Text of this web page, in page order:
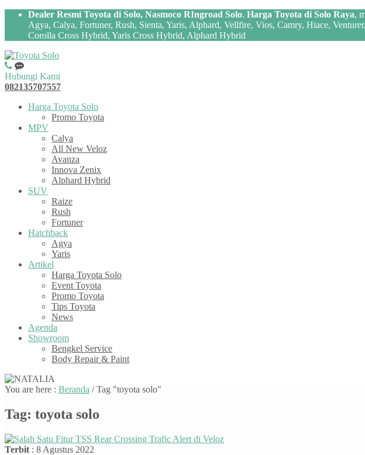
Dealer Resmi Toyota di Solo, Nasmoco RIngroad Solo. Harga Toyota di Solo Raya,
Agya, Calya, Fortuner, Rush, Sienta, Yaris, Alphard, Vellfire, Vios, Camry, Hiace,
Corolla Cross Hybrid, Yaris Cross Hybrid, Alphard Hybrid
Hubungi Kami
082135707557
Harga Toyota Solo
Promo Toyota
MPV
Calya
All New Veloz
Avanza
Innova Zenix
Alphard Hybrid
SUV
Raize
Rush
Fortuner
Hatchback
Agya
Yaris
Artikel
Harga Toyota Solo
Event Toyota
Promo Toyota
Tips Toyota
News
Agenda
Showroom
Bengkel Service
Body Repair & Paint
You are here : Beranda /Tag "toyota solo"
Tag: toyota solo
Terbit : 8 Agustus 2022